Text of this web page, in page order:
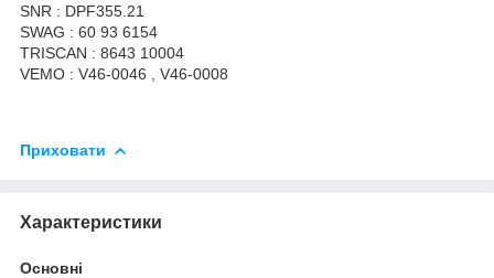
SNR : DPF355.21
SWAG : 60 93 6154
TRISCAN : 8643 10004
VEMO : V46-0046 , V46-0008
Приховати
Характеристики
Основні